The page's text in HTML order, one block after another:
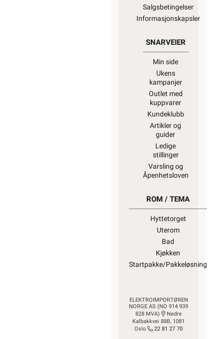
Salgsbetingelser
Informasjonskapsler
SNARVEIER
Min side
Ukens
kampanjer
Outlet med
kuppvarer
Kundeklubb
Artikler og
guider
Ledige
stillinger
Varsling og
Åpenhetsloven
ROM / TEMA
Hyttetorget
Uterom
Bad
Kjøkken
Startpakke/Pakkeløsning
ELEKTROIMPORTØREN
NORGE AS (NO 914 939
828 MVA)
Nedre
Kalbakkvei 88B, 1081
Oslo
22 81 27 70